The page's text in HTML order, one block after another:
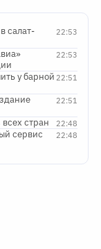
22:53
салат-
22:53
22:51
у барной
22:51
22:48
стран
22:48
сервис